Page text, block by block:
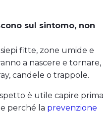
sul sintomo, non
siepi fitte, zone umide e
a nascere e tornare,
candele o trappole.
è utile capire prima
e perché la prevenzione